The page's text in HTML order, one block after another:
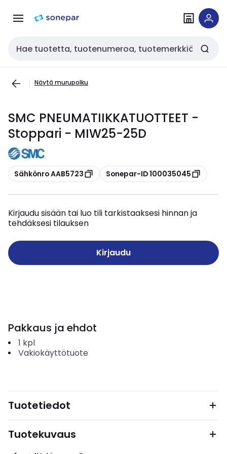
navigointiinsisältöön
Haku
Näytä murupolku
SMC PNEUMATIIKKATUOTTEET -
Stoppari - MIW25-25D
Kopioi
Sähkönro AAB5723 Kopioi
Sonepar-ID 100035045
Kirjaudu sisään tai luo tili tarkistaaksesi hinnan ja
tehdäksesi tilauksen
Kirjaudu
Pakkaus ja ehdot
1 kpl
Vakiokäyttötuote
Tuotetiedot
Tuotekuvaus